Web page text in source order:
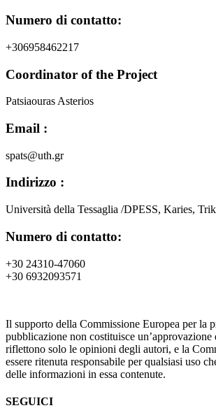
Numero di contatto:
+306958462217
Coordinator of the Project
Patsiaouras Asterios
Email :
spats@uth.gr
Indirizzo :
Università della Tessaglia /DPESS, Karies,
Numero di contatto:
+30 24310-47060
+30 6932093571
Il supporto della Commissione Europea per la
pubblicazione non costituisce un’approvazione
riflettono solo le opinioni degli autori, e la
essere ritenuta responsabile per qualsiasi uso
delle informazioni in essa contenute.
SEGUICI